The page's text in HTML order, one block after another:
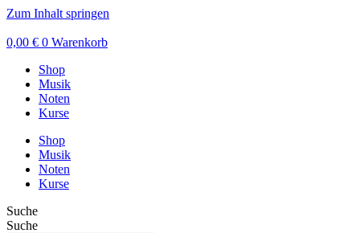
Zum Inhalt springen
0,00 € 0 Warenkorb
Shop
Musik
Noten
Kurse
Shop
Musik
Noten
Kurse
Suche
Suche